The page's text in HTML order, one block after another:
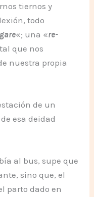
tiernos y
todo
«; una «re-
que nos
nuestra propia
de un
esa deidad
al bus, supe que
sino que, el
parto dado en